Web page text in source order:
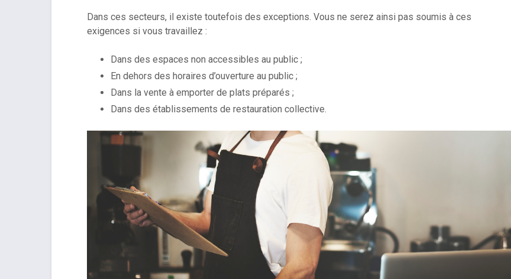
Dans ces secteurs, il existe toutefois des exceptions. Vous ne serez ainsi pas soumis à ces
exigences si vous travaillez :
Dans des espaces non accessibles au public ;
En dehors des horaires d’ouverture au public ;
Dans la vente à emporter de plats préparés ;
Dans des établissements de restauration collective.